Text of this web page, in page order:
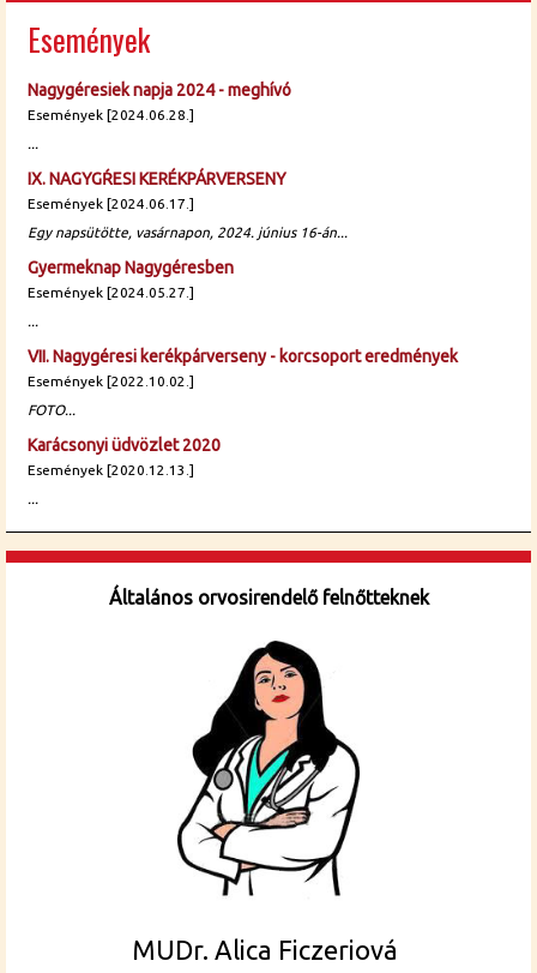
Események
Nagygéresiek napja 2024 - meghívó
Események [2024.06.28.]
...
IX. NAGYGŔESI KERÉKPÁRVERSENY
Események [2024.06.17.]
Egy napsütötte, vasárnapon, 2024. június 16-án...
Gyermeknap Nagygéresben
Események [2024.05.27.]
...
VII. Nagygéresi kerékpárverseny - korcsoport eredmények
Események [2022.10.02.]
FOTO...
Karácsonyi üdvözlet 2020
Események [2020.12.13.]
...
Általános orvosirendelő felnőtteknek
MUDr. Alica Ficzeriová